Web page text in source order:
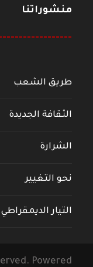
منشوراتنا
طريق الشعب
الثقافة الجديدة
الشرارة
نحو التغيير
التيار الديمقراطي
Powered